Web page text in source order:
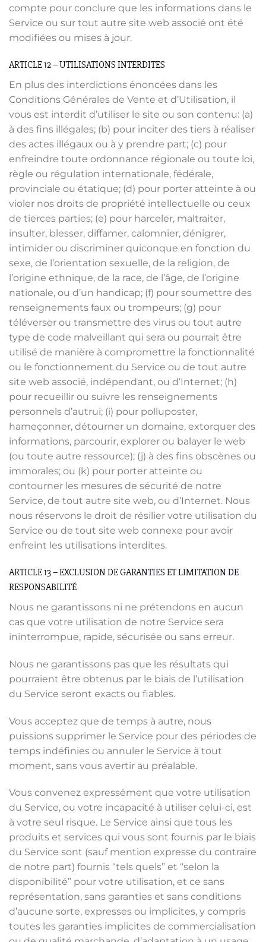
compte pour conclure que les informations dans le
Service ou sur tout autre site web associé ont été
modifiées ou mises à jour.
ARTICLE 12 – UTILISATIONS INTERDITES
En plus des interdictions énoncées dans les
Conditions Générales de Vente et d’Utilisation, il
vous est interdit d’utiliser le site ou son contenu: (a)
à des fins illégales; (b) pour inciter des tiers à réaliser
des actes illégaux ou à y prendre part; (c) pour
enfreindre toute ordonnance régionale ou toute loi,
règle ou régulation internationale, fédérale,
provinciale ou étatique; (d) pour porter atteinte à ou
violer nos droits de propriété intellectuelle ou ceux
de tierces parties; (e) pour harceler, maltraiter,
insulter, blesser, diffamer, calomnier, dénigrer,
intimider ou discriminer quiconque en fonction du
sexe, de l’orientation sexuelle, de la religion, de
l’origine ethnique, de la race, de l’âge, de l’origine
nationale, ou d’un handicap; (f) pour soumettre des
renseignements faux ou trompeurs; (g) pour
téléverser ou transmettre des virus ou tout autre
type de code malveillant qui sera ou pourrait être
utilisé de manière à compromettre la fonctionnalité
ou le fonctionnement du Service ou de tout autre
site web associé, indépendant, ou d’Internet; (h)
pour recueillir ou suivre les renseignements
personnels d’autrui; (i) pour polluposter,
hameçonner, détourner un domaine, extorquer des
informations, parcourir, explorer ou balayer le web
(ou toute autre ressource); (j) à des fins obscènes ou
immorales; ou (k) pour porter atteinte ou
contourner les mesures de sécurité de notre
Service, de tout autre site web, ou d’Internet. Nous
nous réservons le droit de résilier votre utilisation du
Service ou de tout site web connexe pour avoir
enfreint les utilisations interdites.
ARTICLE 13 – EXCLUSION DE GARANTIES ET LIMITATION DE
RESPONSABILITÉ
Nous ne garantissons ni ne prétendons en aucun
cas que votre utilisation de notre Service sera
ininterrompue, rapide, sécurisée ou sans erreur.
Nous ne garantissons pas que les résultats qui
pourraient être obtenus par le biais de l’utilisation
du Service seront exacts ou fiables.
Vous acceptez que de temps à autre, nous
puissions supprimer le Service pour des périodes de
temps indéfinies ou annuler le Service à tout
moment, sans vous avertir au préalable.
Vous convenez expressément que votre utilisation
du Service, ou votre incapacité à utiliser celui-ci, est
à votre seul risque. Le Service ainsi que tous les
produits et services qui vous sont fournis par le biais
du Service sont (sauf mention expresse du contraire
de notre part) fournis “tels quels” et “selon la
disponibilité” pour votre utilisation, et ce sans
représentation, sans garanties et sans conditions
d’aucune sorte, expresses ou implicites, y compris
toutes les garanties implicites de commercialisation